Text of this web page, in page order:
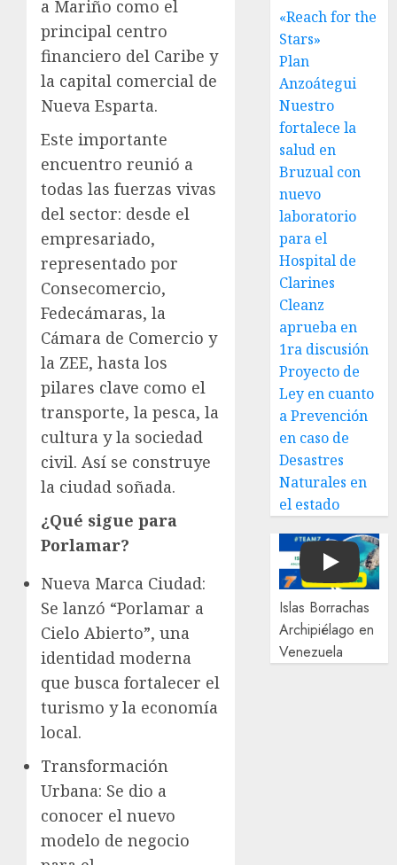
a Mariño como el
principal centro
financiero del Caribe y
la capital comercial de
Nueva Esparta.
Este importante
encuentro reunió a
todas las fuerzas vivas
del sector: desde el
empresariado,
representado por
Consecomercio,
Fedecámaras, la
Cámara de Comercio y
la ZEE, hasta los
pilares clave como el
transporte, la pesca, la
cultura y la sociedad
civil. Así se construye
la ciudad soñada.
¿Qué sigue para
Porlamar?
Nueva Marca Ciudad:
Se lanzó “Porlamar a
Cielo Abierto”, una
identidad moderna
que busca fortalecer el
turismo y la economía
local.
Transformación
Urbana: Se dio a
conocer el nuevo
modelo de negocio
«Reach for the
Stars»
Plan
Anzoátegui
Nuestro
fortalece la
salud en
Bruzual con
nuevo
laboratorio
para el
Hospital de
Clarines
Cleanz
aprueba en
1ra discusión
Proyecto de
Ley en cuanto
a Prevención
en caso de
Desastres
Naturales en
el estado
Play
Islas Borrachas
Archipiélago en
Venezuela